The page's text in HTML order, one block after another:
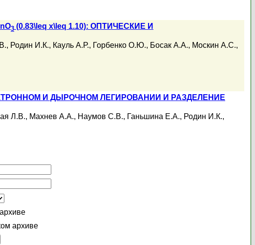
3 (0.83\leq x\leq 1.10): ОПТИЧЕСКИЕ И
, Родин И.К., Кауль А.Р., Горбенко О.Ю., Босак А.А., Москин А.С.,
И ДЫРОЧНОМ ЛЕГИРОВАНИИ И РАЗДЕЛЕНИЕ
Л.В., Махнев А.А., Наумов С.В., Ганьшина Е.А., Родин И.К.,
архиве